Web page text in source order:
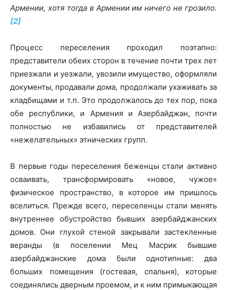
Армении, хотя тогда в Армении им ничего не грозило.
[2]
Процесс переселения проходил поэтапно:
представители обеих сторон в течение почти трех лет
приезжали и уезжали, увозили имущество, оформляли
документы, продавали дома, продолжали ухаживать за
кладбищами и т.п. Это продолжалось до тех пор, пока
обе республики, и Армения и Азербайджан, почти
полностью не избавились от представителей
«нежелательных» этнических групп.
В первые годы переселения беженцы стали активно
осваивать, трансформировать «новое, чужое»
физическое пространство, в которое им пришлось
вселиться. Прежде всего, переселенцы стали менять
внутреннее обустройство бывших азербайджанских
домов. Они глухой стеной закрывали застекленные
веранды (в поселении Мец Масрик бывшие
азербайджанские дома были однотипные: два
больших помещения (гостевая, спальня), которые
соединялись дверным проемом, и к ним примыкающая